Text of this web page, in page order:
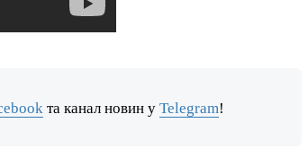
та канал новин уTelegram!